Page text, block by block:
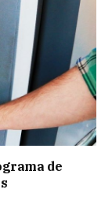
de